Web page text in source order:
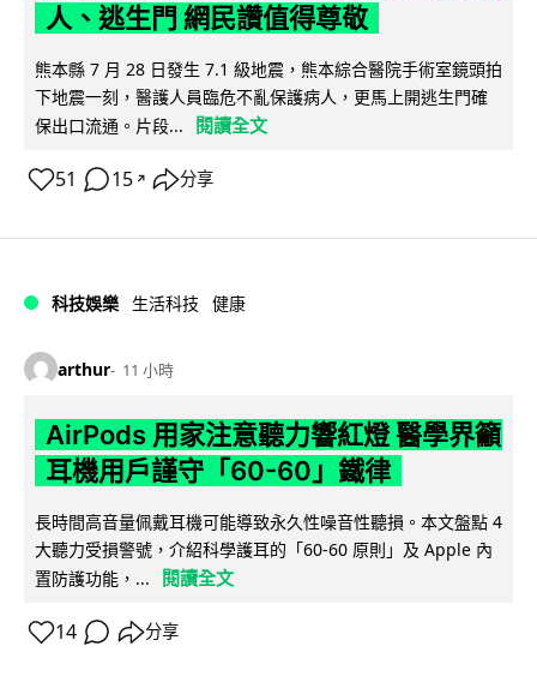
人、逃生門 網民讚值得尊敬
熊本縣 7 月 28 日發生 7.1 級地震，熊本綜合醫院手術室鏡頭拍
下地震一刻，醫護人員臨危不亂保護病人，更馬上開逃生門確
保出口流通。片段...
閱讀全文
51 15 ↗ 分享
科技娛樂 生活科技 健康
arthur 11 小時
AirPods 用家注意聽力響紅燈 醫學界籲
耳機用戶謹守「60-60」鐵律
長時間高音量佩戴耳機可能導致永久性噪音性聽損。本文盤點 4
大聽力受損警號，介紹科學護耳的「60-60 原則」及 Apple 內
置防護功能，...
閱讀全文
14 分享